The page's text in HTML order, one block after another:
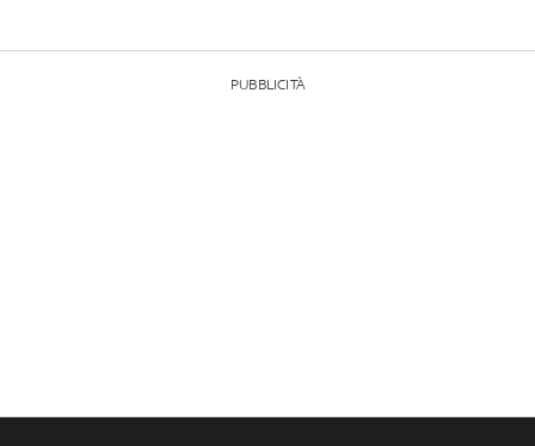
PUBBLICITÀ